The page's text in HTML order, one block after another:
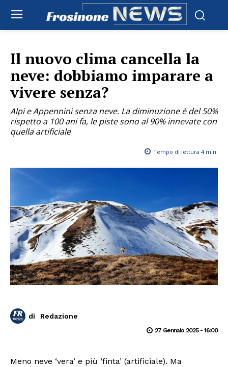
Il nuovo clima cancella la
neve: dobbiamo imparare a
vivere senza?
Alpi e Appennini senza neve. La diminuzione è del 50%
rispetto a 100 ani fa, le piste sono al 90% innevate con
quella artificiale
Tempo di lettura 4min.
di Redazione
27 Gennaio 2025 - 16:00
Meno neve ‘vera’ e più ‘finta’ (artificiale). Ma